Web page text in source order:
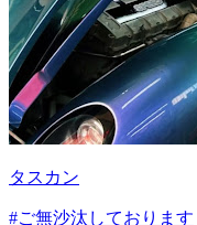
タスカン
#ご無沙汰しております